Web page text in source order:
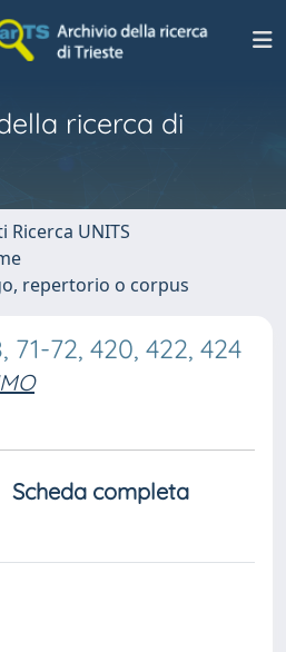
ricerca di
UNITS
repertorio o corpus
71-72, 420, 422, 424
Scheda completa